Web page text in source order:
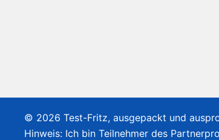
© 2026 Test-Fritz, ausgepackt und
Hinweis: Ich bin Teilnehmer des